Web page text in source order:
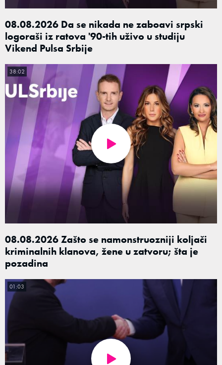
08.08.2026 Da se nikada ne zaboavi srpski
logoraši iz ratova '90-tih uživo u studiju
Vikend Pulsa Srbije
08.08.2026 Zašto se namonstruozniji koljači
kriminalnih klanova, žene u zatvoru; šta je
pozadina
38:02
01:03